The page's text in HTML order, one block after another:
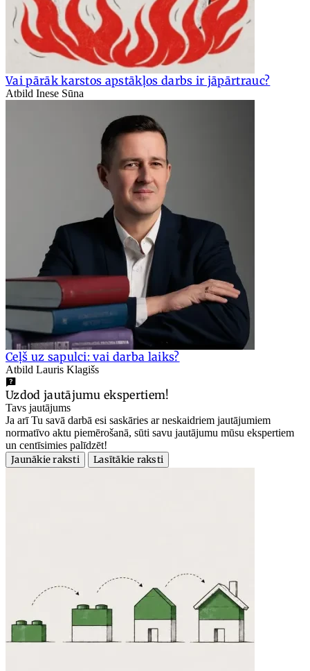
Vai pārāk karstos apstākļos darbs ir jāpārtrauc?
Atbild Inese Sūna
Ceļš uz sapulci: vai darba laiks?
Atbild Lauris Klagišs
Uzdod jautājumu ekspertiem!
Tavs jautājums
Ja arī Tu savā darbā esi saskāries ar neskaidriem jautājumiem
normatīvo aktu piemērošanā, sūti savu jautājumu mūsu ekspertiem
un centīsimies palīdzēt!
Jaunākie raksti
Lasītākie raksti